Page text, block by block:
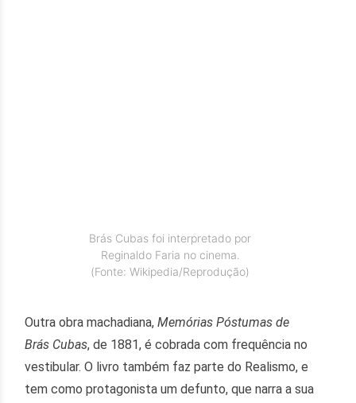
Brás Cubas foi interpretado por
Reginaldo Faria no cinema.
(Fonte: Wikipedia/Reprodução)
Outra obra machadiana,Memórias Póstumas de
Brás Cubas, de 1881, é cobrada com frequência no
vestibular. O livro também faz parte do Realismo, e
tem como protagonista um defunto, que narra a sua